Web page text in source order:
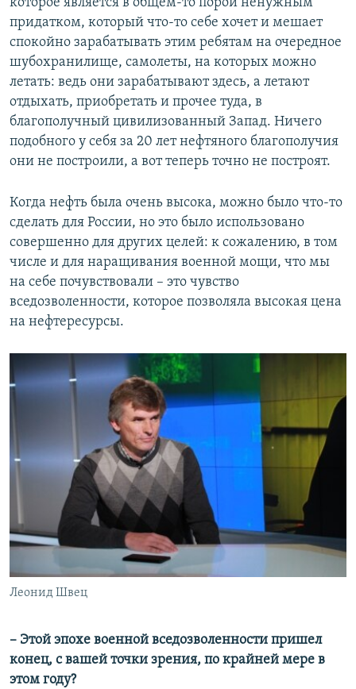
придатком, который что-то себе хочет и мешает
спокойно зарабатывать этим ребятам на очередное
шубохранилище, самолеты, на которых можно
летать: ведь они зарабатывают здесь, а летают
отдыхать, приобретать и прочее туда, в
благополучный цивилизованный Запад. Ничего
подобного у себя за 20 лет нефтяного благополучия
они не построили, а вот теперь точно не построят.
Когда нефть была очень высока, можно было что-то
сделать для России, но это было использовано
совершенно для других целей: к сожалению, в том
числе и для наращивания военной мощи, что мы
на себе почувствовали – это чувство
вседозволенности, которое позволяла высокая цена
на нефтересурсы.
Леонид Швец
– Этой эпохе военной вседозволенности пришел
конец, с вашей точки зрения, по крайней мере в
этом году?